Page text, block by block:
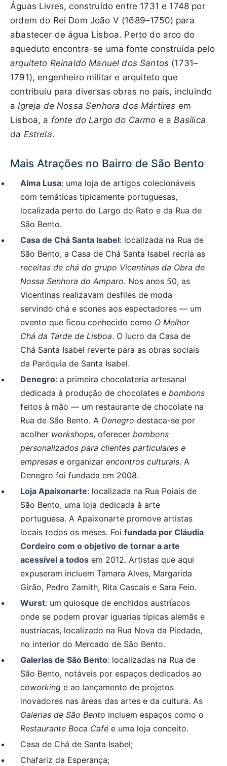
Águas Livres, construído entre 1731 e 1748 por
ordem do Rei Dom João V (1689–1750) para
abastecer de água Lisboa. Perto do arco do
aqueduto encontra-se uma fonte construída pelo
arquiteto Reinaldo Manuel dos Santos (1731–
1791), engenheiro militar e arquiteto que
contribuiu para diversas obras no país, incluindo
aIgreja de Nossa Senhora dos Mártires em
Lisboa, a fonte do Largo do Carmo e aBasílica
da Estrela.
Mais Atrações no Bairro de São Bento
Alma Lusa: uma loja de artigos colecionáveis
com temáticas tipicamente portuguesas,
localizada perto do Largo do Rato e da Rua de
São Bento.
Casa de Chá Santa Isabel: localizada na Rua de
São Bento, a Casa de Chá Santa Isabel recria as
receitas de chá do grupo Vicentinas da Obra de
Nossa Senhora do Amparo. Nos anos 50, as
Vicentinas realizavam desfiles de moda
servindo chá e scones aos espectadores — um
evento que ficou conhecido como O Melhor
Chá da Tarde de Lisboa. O lucro da Casa de
Chá Santa Isabel reverte para as obras sociais
da Paróquia de Santa Isabel.
Denegro: a primeira chocolateria artesanal
dedicada à produção de chocolates e bombons
feitos à mão — um restaurante de chocolate na
Rua de São Bento. A Denegro destaca-se por
acolher workshops, oferecer bombons
personalizados para clientes particulares e
empresas e organizar encontros culturais. A
Denegro foi fundada em 2008.
Loja Apaixonarte: localizada na Rua Poiais de
São Bento, uma loja dedicada à arte
portuguesa. A Apaixonarte promove artistas
locais todos os meses. Foi fundada por Cláudia
Cordeiro com o objetivo de tornar a arte
acessível a todos em 2012. Artistas que aqui
expuseram incluem Tamara Alves, Margarida
Girão, Pedro Zamith, Rita Cascais e Sara Feio.
Wurst: um quiosque de enchidos austríacos
onde se podem provar iguarias típicas alemãs e
austríacas, localizado na Rua Nova da Piedade,
no interior do Mercado de São Bento.
Galerias de São Bento: localizadas na Rua de
São Bento, notáveis por espaços dedicados ao
coworking e ao lançamento de projetos
inovadores nas áreas das artes e da cultura. As
Galerias de São Bento incluem espaços como o
Restaurante Boca Café e uma loja conceito.
Casa de Chá de Santa Isabel;
Chafariz da Esperança;